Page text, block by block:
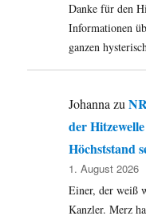
Danke für den
Informationen
ganzen
Johanna zu
der
Höchststand
1. August 2026
Einer, der weiß
Kanzler. Merz